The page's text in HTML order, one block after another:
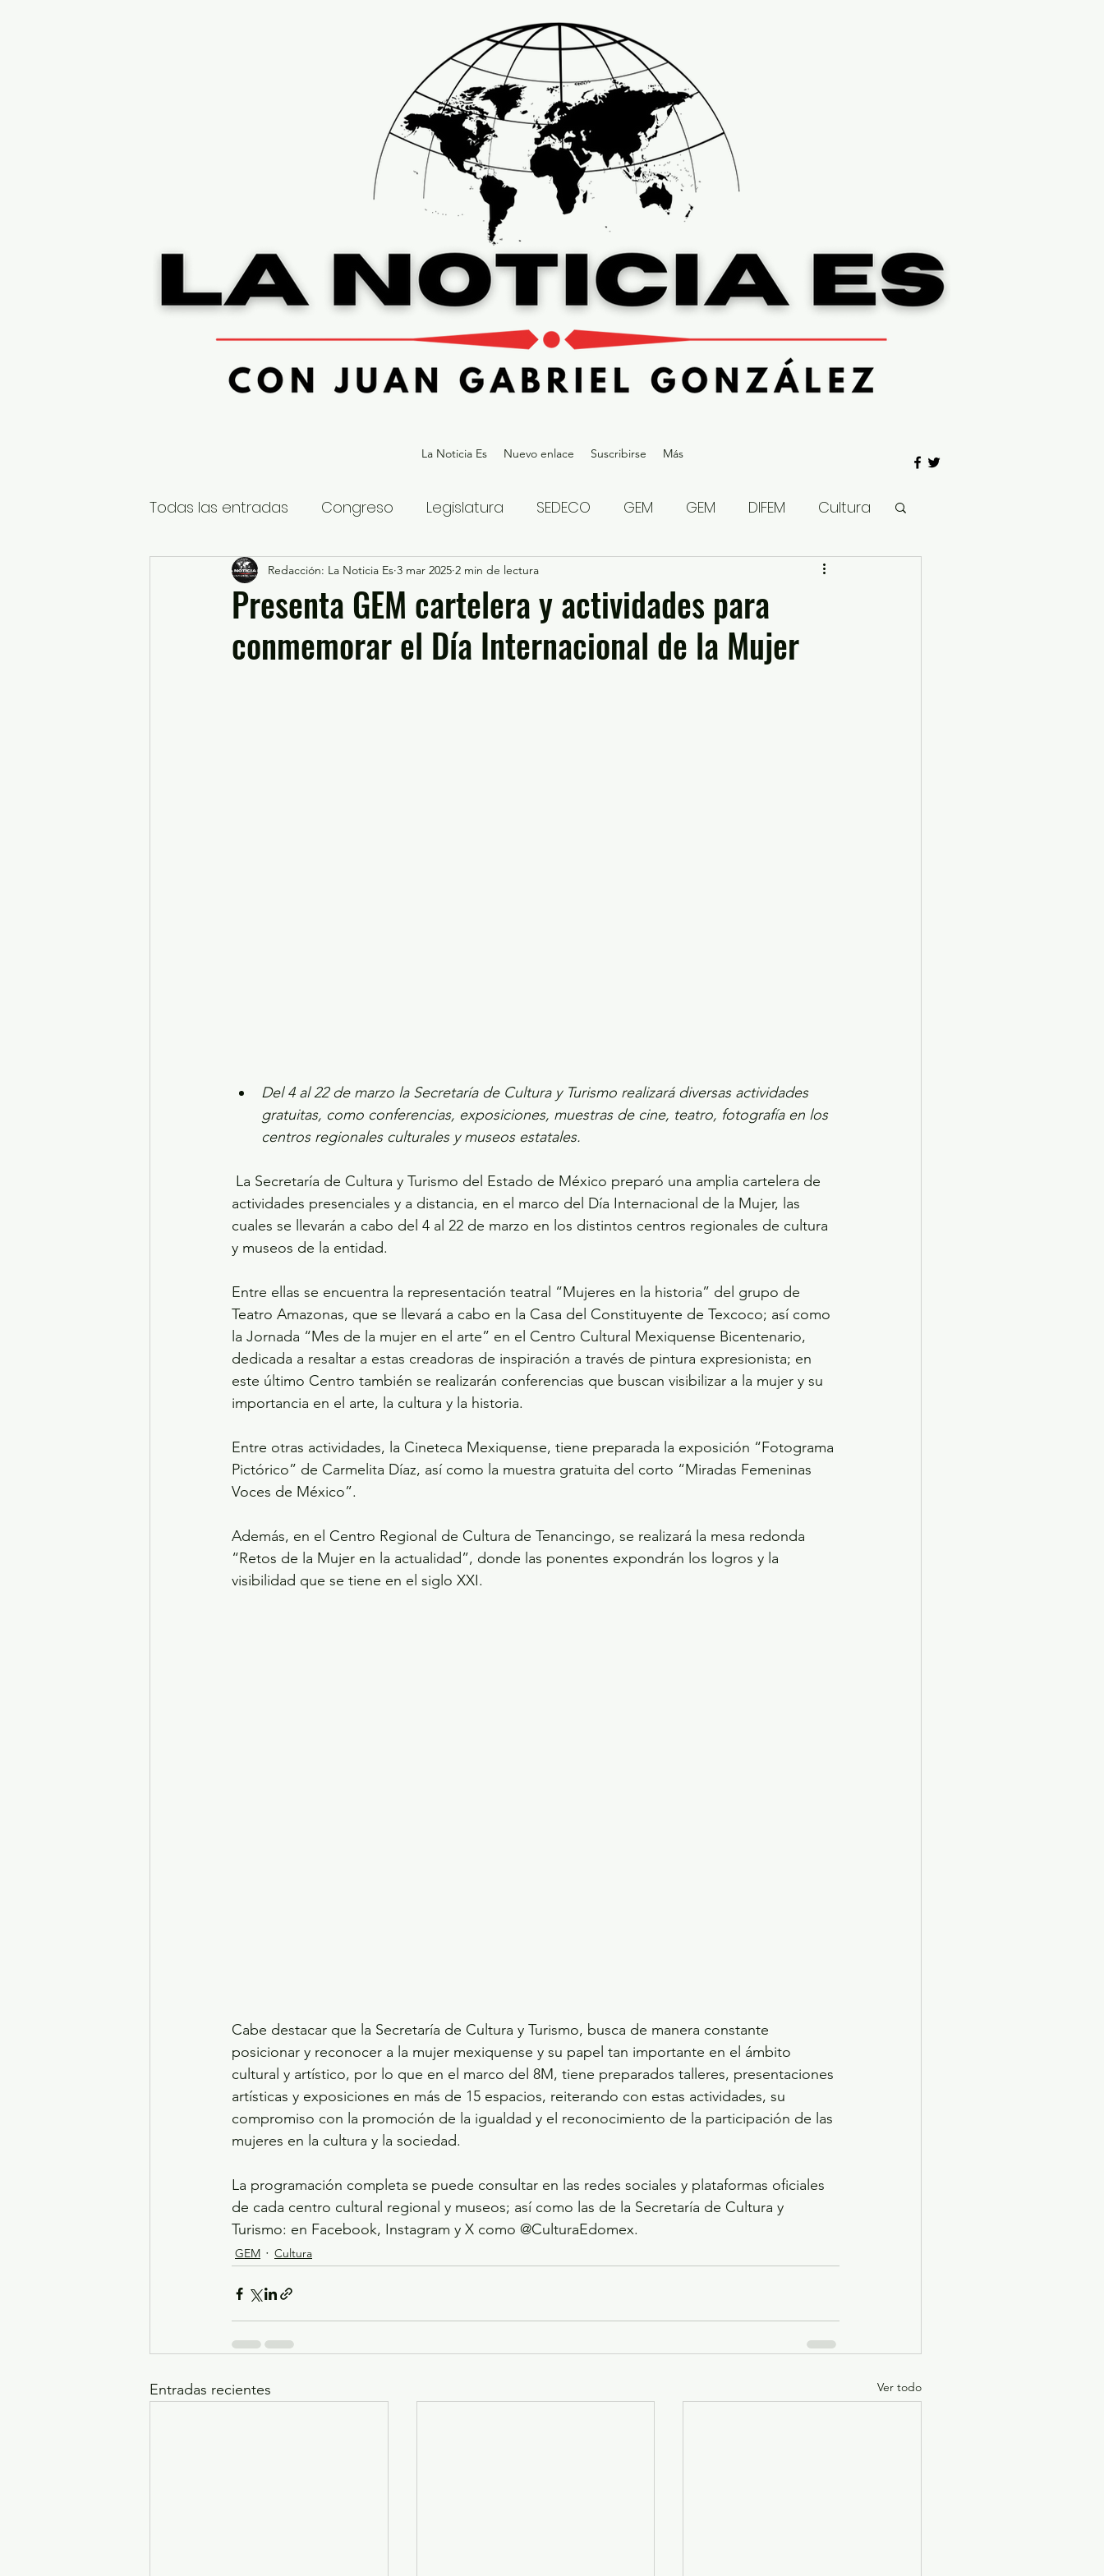
La Noticia Es Nuevo enlace Suscribirse Más
Todas las entradas Congreso Legislatura SEDECO GEM GEM DIFEM Cultura
Nacional Estatal Gubernatura Edoméx 2023
Educación y Cultura Seguridad y Justicia Denuncia Ciudadana
Presenta GEM cartelera y actividades para
conmemorar el Día Internacional de la Mujer
Redacción: La Noticia Es 3 mar 2025 2 min de lectura
Del 4 al 22 de marzo la Secretaría de Cultura y Turismo realizará diversas actividades
gratuitas, como conferencias, exposiciones, muestras de cine, teatro, fotografía en los
centros regionales culturales y museos estatales.
actividades presenciales y a distancia, en el marco del Día Internacional de la Mujer, las
cuales se llevarán a cabo del 4 al 22 de marzo en los distintos centros regionales de cultura
y museos de la entidad.
Entre ellas se encuentra la representación teatral “Mujeres en la historia” del grupo de
Teatro Amazonas, que se llevará a cabo en la Casa del Constituyente de Texcoco; así como
la Jornada “Mes de la mujer en el arte” en el Centro Cultural Mexiquense Bicentenario,
dedicada a resaltar a estas creadoras de inspiración a través de pintura expresionista; en
este último Centro también se realizarán conferencias que buscan visibilizar a la mujer y su
importancia en el arte, la cultura y la historia.
Entre otras actividades, la Cineteca Mexiquense, tiene preparada la exposición “Fotograma
Pictórico” de Carmelita Díaz, así como la muestra gratuita del corto “Miradas Femeninas
Voces de México”.
Además, en el Centro Regional de Cultura de Tenancingo, se realizará la mesa redonda
“Retos de la Mujer en la actualidad”, donde las ponentes expondrán los logros y la
visibilidad que se tiene en el siglo XXI.
Cabe destacar que la Secretaría de Cultura y Turismo, busca de manera constante
posicionar y reconocer a la mujer mexiquense y su papel tan importante en el ámbito
cultural y artístico, por lo que en el marco del 8M, tiene preparados talleres, presentaciones
artísticas y exposiciones en más de 15 espacios, reiterando con estas actividades, su
compromiso con la promoción de la igualdad y el reconocimiento de la participación de las
mujeres en la cultura y la sociedad.
La programación completa se puede consultar en las redes sociales y plataformas oficiales
de cada centro cultural regional y museos; así como las de la Secretaría de Cultura y
Turismo: en Facebook, Instagram y X como @CulturaEdomex.
GEM Cultura
Entradas recientes Ver todo